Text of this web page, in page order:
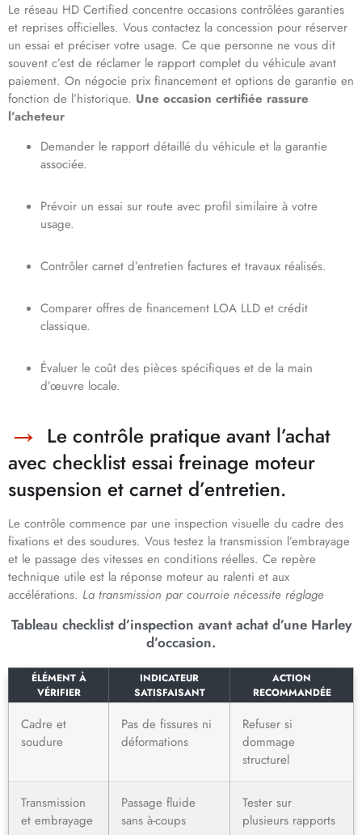
Le réseau HD Certified concentre occasions contrôlées garanties
et reprises officielles. Vous contactez la concession pour réserver
un essai et préciser votre usage. Ce que personne ne vous dit
souvent c’est de réclamer le rapport complet du véhicule avant
paiement. On négocie prix financement et options de garantie en
fonction de l’historique. Une occasion certifiée rassure
l’acheteur
Demander le rapport détaillé du véhicule et la garantie
associée.
Prévoir un essai sur route avec profil similaire à votre
usage.
Contrôler carnet d’entretien factures et travaux réalisés.
Comparer offres de financement LOA LLD et crédit
classique.
Évaluer le coût des pièces spécifiques et de la main
d’œuvre locale.
Le contrôle pratique avant l’achat
avec checklist essai freinage moteur
suspension et carnet d’entretien.
Le contrôle commence par une inspection visuelle du cadre des
fixations et des soudures. Vous testez la transmission l’embrayage
et le passage des vitesses en conditions réelles. Ce repère
technique utile est la réponse moteur au ralenti et aux
accélérations. La transmission par courroie nécessite réglage
Tableau checklist d’inspection avant achat d’une Harley
d’occasion.
ÉLÉMENT À
VÉRIFIER
INDICATEUR
SATISFAISANT
ACTION
RECOMMANDÉE
Cadre et
soudure
Pas de fissures ni
déformations
Refuser si
dommage
structurel
Transmission
et embrayage
Passage fluide
sans à-coups
Tester sur
plusieurs rapports